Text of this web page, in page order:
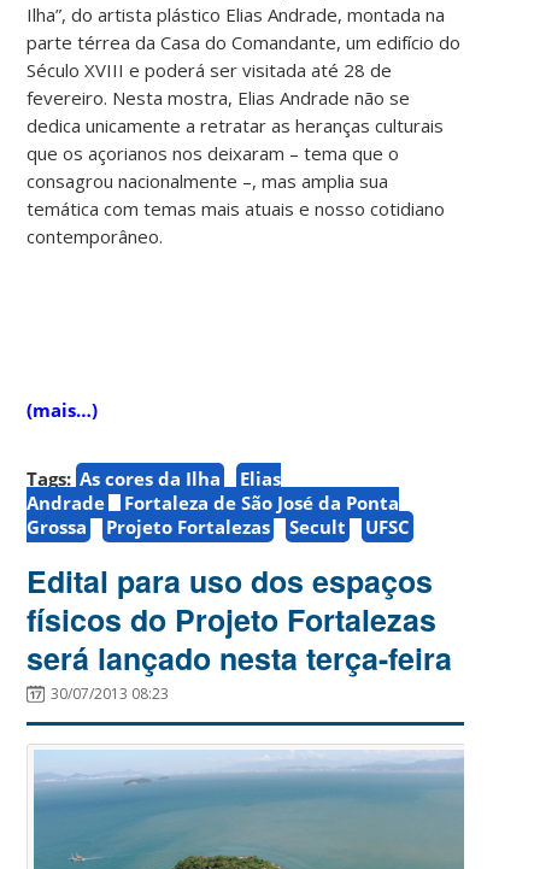
Ilha”, do artista plástico Elias Andrade, montada na
parte térrea da Casa do Comandante, um edifício do
Século XVIII e poderá ser visitada até 28 de
fevereiro. Nesta mostra, Elias Andrade não se
dedica unicamente a retratar as heranças culturais
que os açorianos nos deixaram – tema que o
consagrou nacionalmente –, mas amplia sua
temática com temas mais atuais e nosso cotidiano
contemporâneo.
(mais…)
Tags: As cores da Ilha
Elias
Andrade
Fortaleza de São José da Ponta
Grossa
Projeto Fortalezas Secult UFSC
Edital para uso dos espaços
físicos do Projeto Fortalezas
será lançado nesta terça-feira
30/07/2013 08:23